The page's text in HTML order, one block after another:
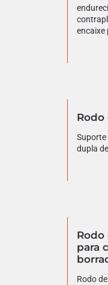
encaixe
Rodo
Suporte
dupla
para
Rodo